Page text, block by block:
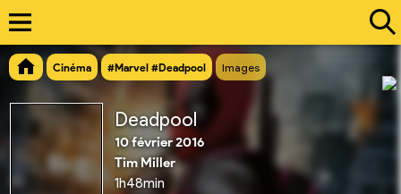
Cinéma #Marvel #Deadpool Images
Deadpool
10 février 2016
Tim Miller
1h48min